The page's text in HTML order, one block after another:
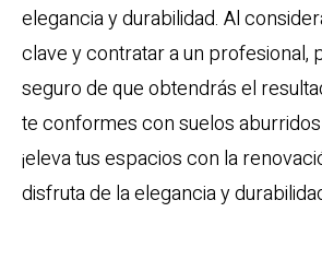
elegancia y durabilidad. Al
clave y contratar a un profesional,
seguro de que obtendrás el
te conformes con suelos
¡eleva tus espacios con la
disfruta de la elegancia y